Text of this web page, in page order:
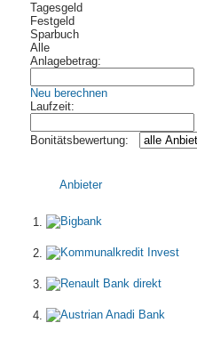
Tagesgeld
Festgeld
Sparbuch
Alle
Anlagebetrag:
Neu berechnen
Laufzeit:
Bonitätsbewertung:
Anbieter
1.
2.
3.
4.